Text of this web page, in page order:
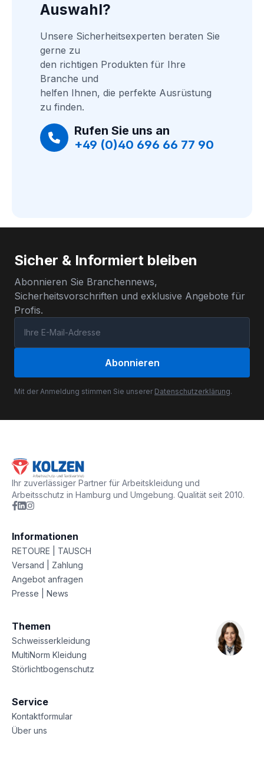
Auswahl?
Unsere Sicherheitsexperten beraten Sie
gerne zu
den richtigen Produkten für Ihre
Branche und
helfen Ihnen, die perfekte Ausrüstung
zu finden.
Rufen Sie uns an
+49 (0)40 696 66 77 90
Sicher & Informiert bleiben
Abonnieren Sie Branchennews,
Sicherheitsvorschriften und exklusive Angebote für
Profis.
Abonnieren
Mit der Anmeldung stimmen Sie unserer Datenschutzerklärung.
Ihr zuverlässiger Partner für Arbeitskleidung und
Arbeitsschutz in Hamburg und Umgebung. Qualität seit 2010.
Informationen
RETOURE | TAUSCH
Versand | Zahlung
Angebot anfragen
Presse | News
Themen
Schweisserkleidung
MultiNorm Kleidung
Störlichtbogenschutz
Service
Kontaktformular
Über uns